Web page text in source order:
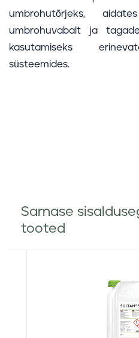
umbrohutõrjeks,
umbrohuvabalt ja
kasutamiseks
süsteemides.
Sarnase
tooted